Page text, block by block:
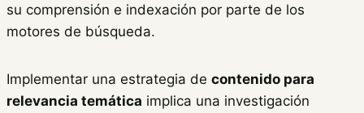
su comprensión e indexación por parte de los
motores de búsqueda.
Implementar una estrategia de contenido para
relevancia temática implica una investigación